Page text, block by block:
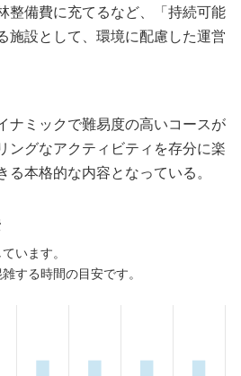
整備費に充てるなど、「持続可能
施設として、環境に配慮した運営
ナミックで難易度の高いコースが
ングなアクティビティを存分に楽
る本格的な内容となっている。
います。
する時間の目安です。